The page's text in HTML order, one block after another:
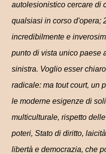
autolesionistico cercare di
qualsiasi in corso d'opera;
incredibilmente e
punto di vista unico paese
sinistra. Voglio esser
radicale: ma tout court, un
le moderne esigenze di
multiculturale, rispetto
poteri, Stato di diritto,
libertà e democrazia, che